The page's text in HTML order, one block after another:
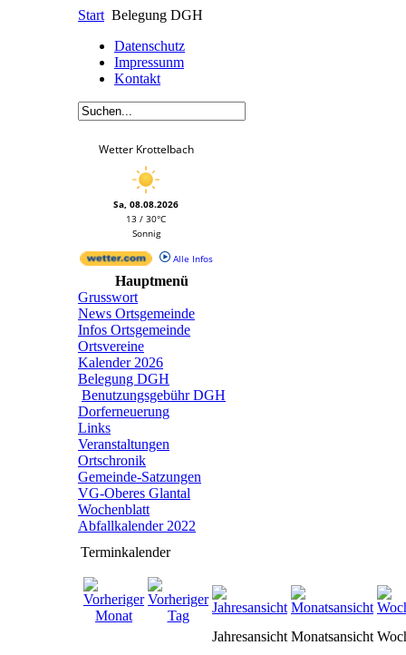
Start Belegung DGH
Datenschutz
Impressunm
Kontakt
Wetter Krottelbach
Sa, 08.08.2026
13 / 30°C
Sonnig
Alle Infos
Hauptmenü
Grusswort
News Ortsgemeinde
Infos Ortsgemeinde
Ortsvereine
Kalender 2026
Belegung DGH
Benutzungsgebühr DGH
Dorferneuerung
Links
Veranstaltungen
Ortschronik
Gemeinde-Satzungen
VG-Oberes Glantal
Wochenblatt
Abfallkalender 2022
Terminkalender
Jahresansicht Monatsansicht